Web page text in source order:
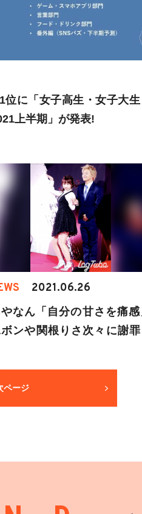
位に「女子高生・女子大
上半期」が発表!
2021.06.26
なん「自分の甘さを痛
ンや関根りさ次々に謝
ページ